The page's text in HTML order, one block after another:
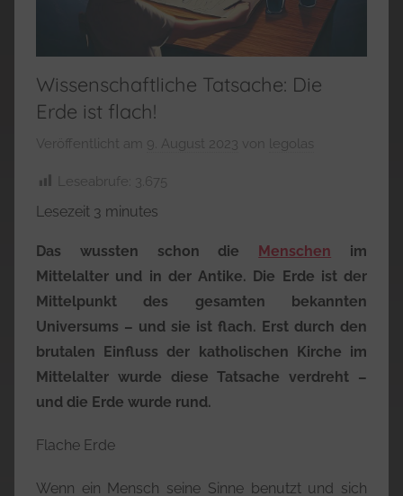
Wissenschaftliche Tatsache: Die
Erde ist flach!
Veröffentlicht am 9. August 2023 von legolas
Leseabrufe: 3.675
Lesezeit 3 minutes
Das wussten schon die Menschen im
Mittelalter und in der Antike. Die Erde ist der
Mittelpunkt des gesamten bekannten
Universums – und sie ist flach. Erst durch den
brutalen Einfluss der katholischen Kirche im
Mittelalter wurde diese Tatsache verdreht –
und die Erde wurde rund.
Flache Erde
Wenn ein Mensch seine Sinne benutzt und sich